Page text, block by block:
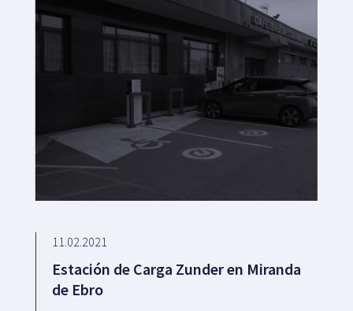
11.02.2021
Estación de Carga Zunder en Miranda
de Ebro